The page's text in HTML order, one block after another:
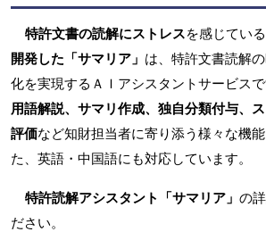
特許文書の読解にストレスを感じてい
開発した「サマリア」 は、特許文書読解
化を実現するＡＩアシスタントサービス
用語解説、サマリ作成、独自分類付与、
評価など知財担当者に寄り添う様々な機
た、英語・中国語にも対応しています。
特許読解アシスタント「サマリア」 の
ださい。